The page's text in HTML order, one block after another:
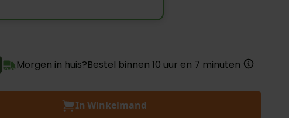
Morgen in huis?Bestel binnen 10 uur en 7 minuten
In Winkelmand